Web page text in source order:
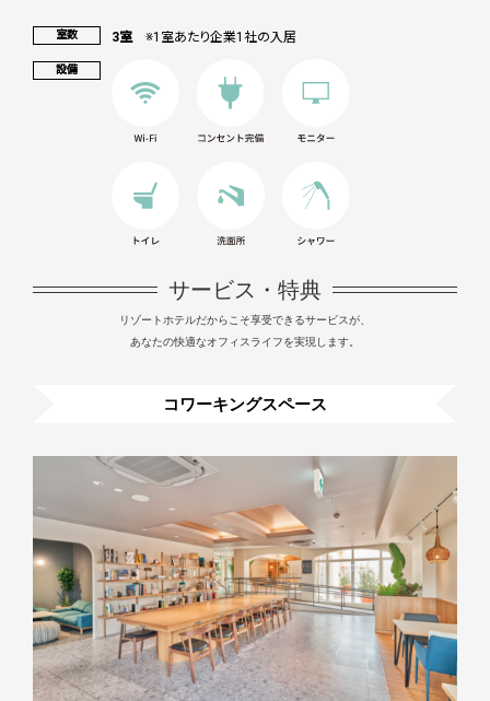
室数 3室※1室あたり企業1社の入居
設備
サービス・特典
リゾートホテルだからこそ享受できるサービスが、
あなたの快適なオフィスライフを実現します。
コワーキングスペース